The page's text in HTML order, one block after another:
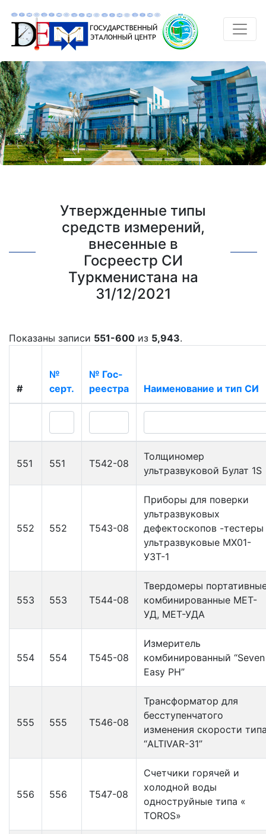
Утвержденные типы
средств измерений,
внесенные в
Госреестр СИ
Туркменистана на
31/12/2021
Показаны записи 551-600 из 5,943.
#
№
серт.
№ Гос-
реестра
Наименование и тип СИ
551 551 Т542-08
Толщиномер
ультразвуковой Булат 1S
552 552 Т543-08
Приборы для поверки
ультразвуковых
дефектоскопов -тестеры
ультразвуковые МХ01-
УЗТ-1
553 553 Т544-08
Твердомеры
комбинированные МЕТ-
УД, МЕТ-УДА
554 554 Т545-08
Измеритель
комбинированный “Seven
Easy PH”
555 555 Т546-08
Трансформатор для
бесступенчатого
изменения скорости
“ALTIVAR-31”
556 556 Т547-08
Счетчики горячей и
холодной воды
одноструйные типа «
TOROS»